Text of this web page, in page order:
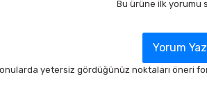
Bu ürüne ilk yorumu
Yorum Yaz
yetersiz gördüğünüz noktaları öneri